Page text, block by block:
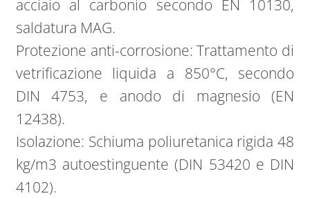
acciaio al carbonio secondo EN 10130,
saldatura MAG.
Protezione anti-corrosione: Trattamento di
vetrificazione liquida a 850°C, secondo
DIN 4753, e anodo di magnesio (EN
12438).
Isolazione: Schiuma poliuretanica rigida 48
kg/m3 autoestinguente (DIN 53420 e DIN
4102).